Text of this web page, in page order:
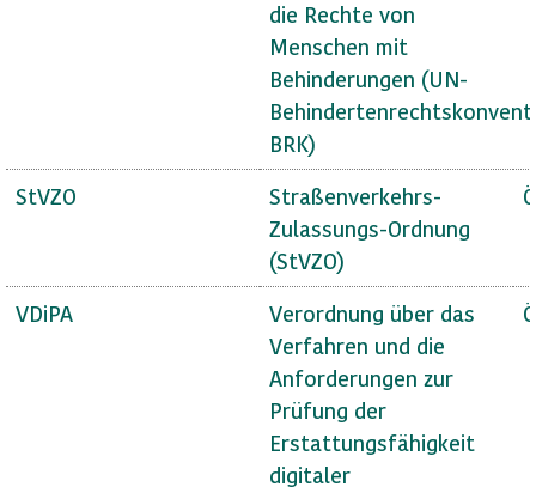
die Rechte von
Menschen mit
Behinderungen (UN-
BRK)
StVZO
Straßenverkehrs-
Zulassungs-Ordnung
(StVZO)
VDiPA
Verordnung über das
Verfahren und die
Anforderungen zur
Prüfung der
Erstattungsfähigkeit
digitaler